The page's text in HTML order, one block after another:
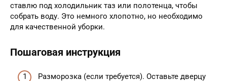
ставлю под холодильник таз или полотенца, чтобы
собрать воду. Это немного хлопотно, но необходимо
для качественной уборки.
Пошаговая инструкция
Разморозка (если требуется). Оставьте дверцу